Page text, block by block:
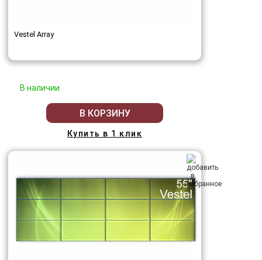
Vestel Array
В наличии
В КОРЗИНУ
Купить в 1 клик